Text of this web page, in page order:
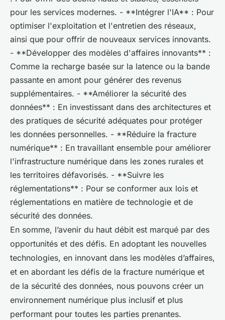
pour les services modernes. - **Intégrer l'IA** : Pour
optimiser l'exploitation et l'entretien des réseaux,
ainsi que pour offrir de nouveaux services innovants.
- **Développer des modèles d'affaires innovants** :
Comme la recharge basée sur la latence ou la bande
passante en amont pour générer des revenus
supplémentaires. - **Améliorer la sécurité des
données** : En investissant dans des architectures et
des pratiques de sécurité adéquates pour protéger
les données personnelles. - **Réduire la fracture
numérique** : En travaillant ensemble pour améliorer
l'infrastructure numérique dans les zones rurales et
les territoires défavorisés. - **Suivre les
réglementations** : Pour se conformer aux lois et
réglementations en matière de technologie et de
sécurité des données.
En somme, l’avenir du haut débit est marqué par des
opportunités et des défis. En adoptant les nouvelles
technologies, en innovant dans les modèles d’affaires,
et en abordant les défis de la fracture numérique et
de la sécurité des données, nous pouvons créer un
environnement numérique plus inclusif et plus
performant pour toutes les parties prenantes.